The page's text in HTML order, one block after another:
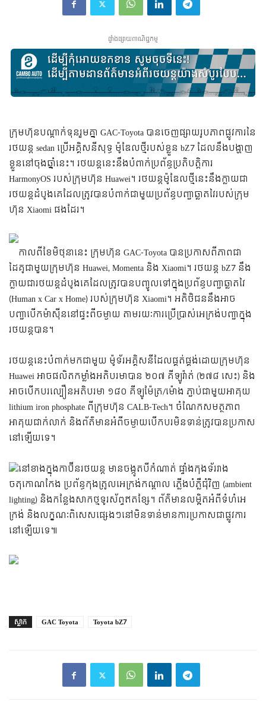
ផ្ទាំងផ្សាយពាណិជ្ជកម្ម
ក្រុមហ៊ុនបណ្តាក់ទុនរួមគ្នា GAC-Toyota បានចេញផ្សាយរូបភាពផ្លូវការនៃ
រថយន្ត sedan ប្រើអគ្គិសនីសុទ្ធ ម៉ូឌែលថ្មីរបស់ខ្លួន bZ7 ដែលនឹងបង្ហាញ
ខ្លួននៅចុងឆ្នាំនេះ។ រថយន្តនេះនឹងបំពាក់ប្រព័ន្ធប្រតិបត្តិការ
HarmonyOS របស់ក្រុមហ៊ុន Huawei។ រថយន្ដម៉ូឌែលថ្មីនេះនឹងក្លាយជា
រថយន្តដំបូងគេដែលត្រូវបានបំពាក់ជាមួយប្រព័ន្ធបញ្ជាឆ្លាតវៃរបស់ក្រុម
ហ៊ុន Xiaomi ផងដែរ។
កាលពីខែមិថុនានេះ ក្រុមហ៊ុន GAC-Toyota បានប្រកាសពីភាពជា
ដៃគូជាមួយក្រុមហ៊ុន Huawei, Momenta និង Xiaomi។ រថយន្ត bZ7 នឹង
ក្លាយជារថយន្តដំបូងគេដែលត្រូវបានបញ្ចូលទៅក្នុងប្រព័ន្ធបញ្ជាឆ្លាតវៃ
(Human x Car x Home) របស់ក្រុមហ៊ុន Xiaomi។ អតិថិជននឹងអាច
បញ្ជាបើកម៉ាសុីននៅផ្ទះពីចម្ងាយ តាមរយៈការប្រើប្រាស់អេក្រង់បញ្ជាក្នុង
រថយន្តបាន។
រថយន្ដនេះបំពាក់មកជាមួយ ម៉ូទ័រអគ្គិសនីដែលផ្គត់ផ្គង់ដោយក្រុមហ៊ុន
Huawei អាចផលិតកម្លាំងអតិបរមាបាន ២០៧ គីឡូវ៉ាត់ (២៧៨ សេះ) និង
អាចបើកបរល្បឿនអតិបរមា ១៨០ គីឡូម៉ែត្រ/ម៉ោង ភ្ជាប់ជាមួយអាគុយ
lithium iron phosphate ពីក្រុមហ៊ុន CALB-Tech។ ចំណែកសមត្ថភាព
អាគុយជាក់លាក់ និងព័ត៌មានអំពីចម្ងាយបើកបរមិនទាន់ត្រូវបានប្រកាស
នៅឡើយទេ។
នៅខាងក្នុងកាប៊ីនរថយន្ត មានចង្កូតបីកំណាត់ ផ្ទាំងកុងទ័ររាង
ចតុកោណកែង ប្រព័ន្ធកុងត្រូលអេក្រង់កណ្តាល ភ្លើងបំភ្លឺជុំវិញ (ambient
lighting) និងកន្លែងសាកថ្មទូរស័ព្ទឥតខ្សែ។ ព័ត៌មានលម្អិតអំពីទំហំអេ
ក្រង់ និងលក្ខណៈពិសេសផ្សេងៗនៅមិនទាន់មានការប្រកាសជាផ្លូវការ
នៅឡើយទេ៕
ស្លាក GAC Toyota Toyota bZ7